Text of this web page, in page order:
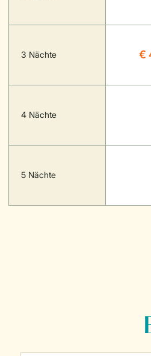
3 Nächte €
4 Nächte
5 Nächte